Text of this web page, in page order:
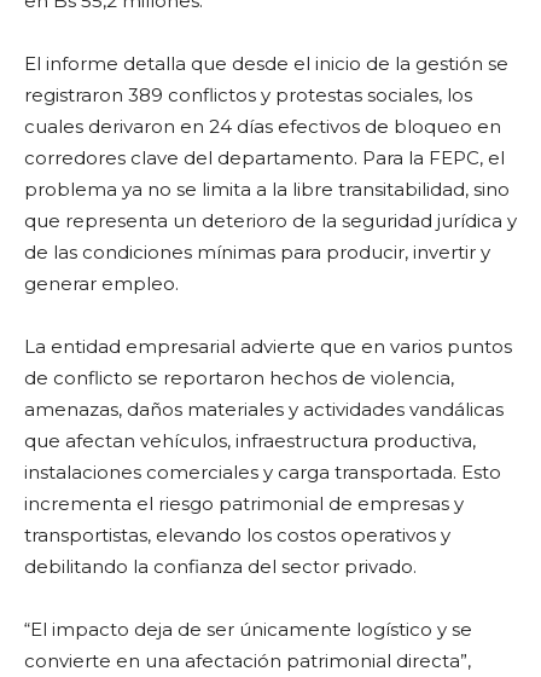
El informe detalla que desde el inicio de la gestión se
registraron 389 conflictos y protestas sociales, los
cuales derivaron en 24 días efectivos de bloqueo en
corredores clave del departamento. Para la FEPC, el
problema ya no se limita a la libre transitabilidad, sino
que representa un deterioro de la seguridad jurídica y
de las condiciones mínimas para producir, invertir y
generar empleo.
La entidad empresarial advierte que en varios puntos
de conflicto se reportaron hechos de violencia,
amenazas, daños materiales y actividades vandálicas
que afectan vehículos, infraestructura productiva,
instalaciones comerciales y carga transportada. Esto
incrementa el riesgo patrimonial de empresas y
transportistas, elevando los costos operativos y
debilitando la confianza del sector privado.
“El impacto deja de ser únicamente logístico y se
convierte en una afectación patrimonial directa”,